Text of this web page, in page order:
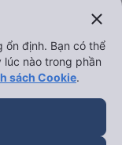
close
ổn định. Bạn có thể
nào trong phần
sách Cookie.